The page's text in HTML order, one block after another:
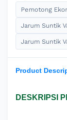
Pemotong
Jarum Suntik
Jarum Suntik
Product
DESKRIPSI